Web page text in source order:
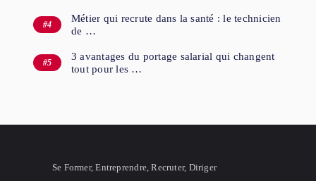
Métier qui recrute dans la santé : le technicien
de …
3 avantages du portage salarial qui changent
tout pour les …
Se Former, Entreprendre, Recruter, Diriger